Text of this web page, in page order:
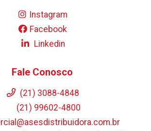
Instagram
Facebook
Linkedin
Fale Conosco
(21) 3088-4848
(21) 99602-4800